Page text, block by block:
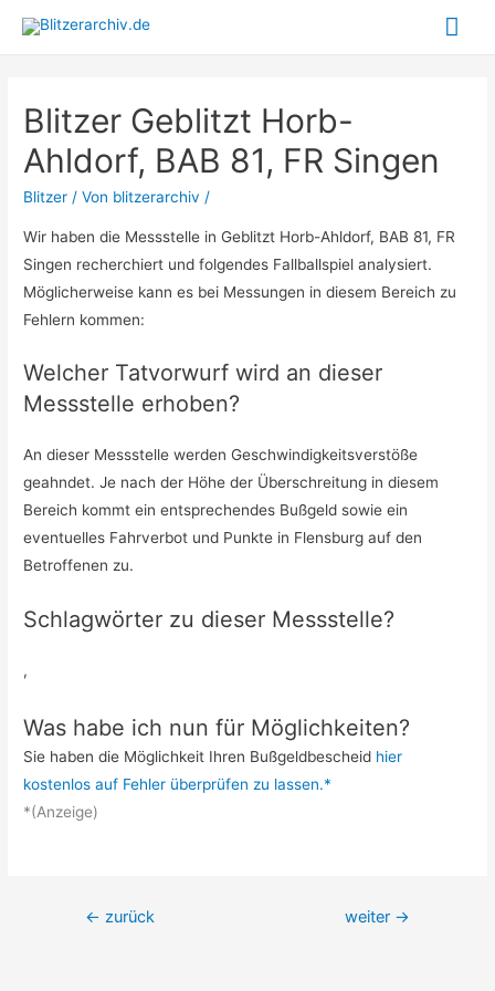
Blitzer Geblitzt Horb-
Ahldorf, BAB 81, FR Singen
Blitzer / Von blitzerarchiv /
Wir haben die Messstelle in Geblitzt Horb-Ahldorf, BAB 81, FR
Singen recherchiert und folgendes Fallballspiel analysiert.
Möglicherweise kann es bei Messungen in diesem Bereich zu
Fehlern kommen:
Welcher Tatvorwurf wird an dieser
Messstelle erhoben?
An dieser Messstelle werden Geschwindigkeitsverstöße
geahndet. Je nach der Höhe der Überschreitung in diesem
Bereich kommt ein entsprechendes Bußgeld sowie ein
eventuelles Fahrverbot und Punkte in Flensburg auf den
Betroffenen zu.
Schlagwörter zu dieser Messstelle?
,
Was habe ich nun für Möglichkeiten?
Sie haben die Möglichkeit Ihren Bußgeldbescheid hier
kostenlos auf Fehler überprüfen zu lassen.*
*(Anzeige)
Beitrags-
← zurück weiter →